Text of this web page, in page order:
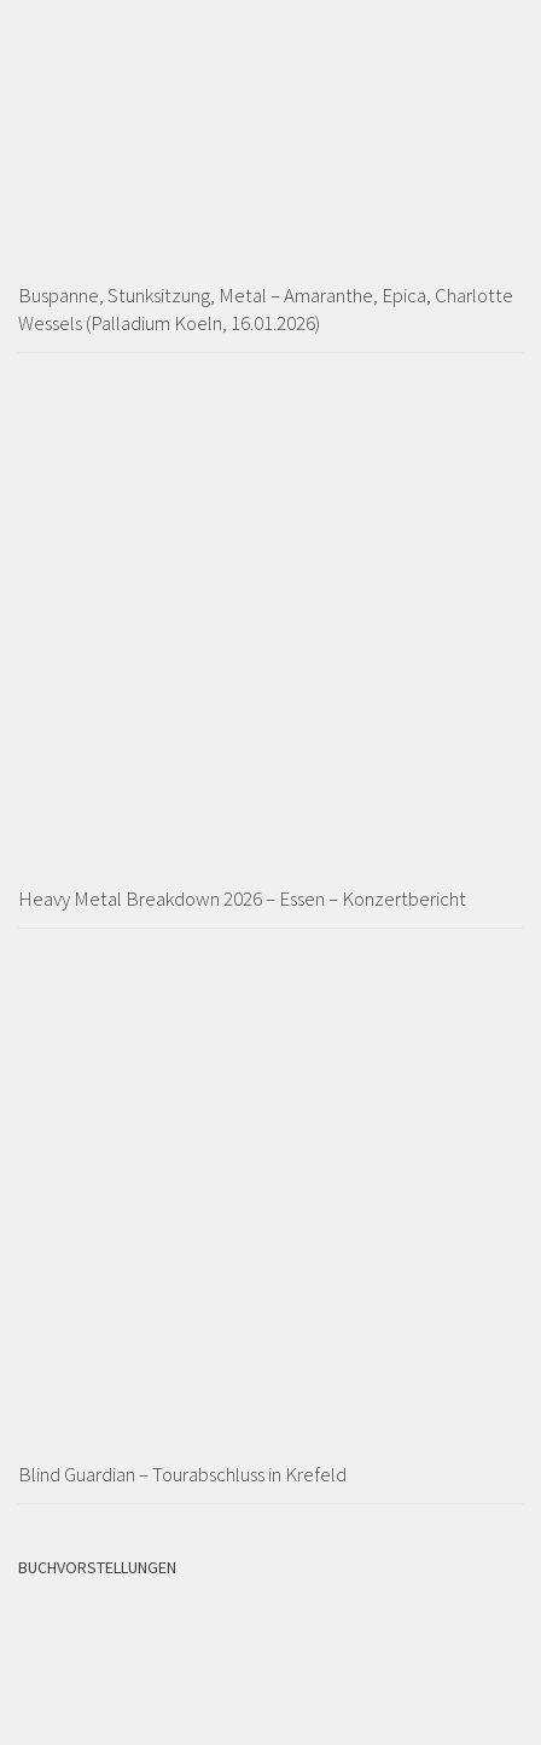
Buspanne, Stunksitzung, Metal – Amaranthe, Epica, Charlotte
Wessels (Palladium Koeln, 16.01.2026)
Heavy Metal Breakdown 2026 – Essen – Konzertbericht
Blind Guardian – Tourabschluss in Krefeld
BUCHVORSTELLUNGEN